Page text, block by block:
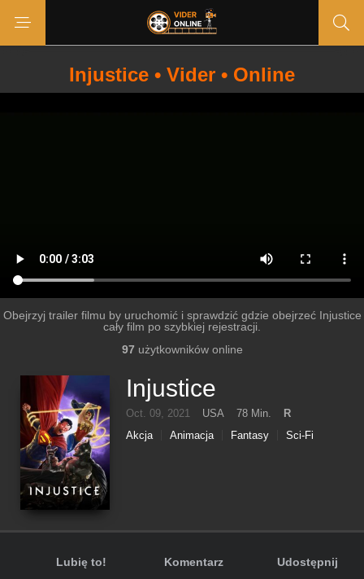
Injustice • Vider • Online
Obejrzyj trailer filmu by uruchomić i sprawdzić gdzie obejrzeć Injustice
cały film po szybkiej rejestracji.
97 użytkowników online
Injustice
Oct. 09, 2021 USA 78 Min.
R
Akcja
Animacja Fantasy Sci-Fi
Lubię to! Komentarz Udostępnij